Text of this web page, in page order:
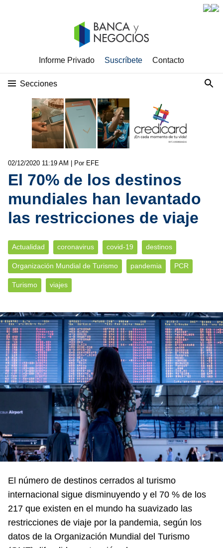
Informe Privado Suscríbete Contacto
Secciones
02/12/2020 11:19 AM | Por EFE
El 70% de los destinos
mundiales han levantado
las restricciones de viaje
Actualidad coronavirus covid-19 destinos
Organización Mundial de Turismo pandemia PCR
Turismo viajes
El número de destinos cerrados al turismo
internacional sigue disminuyendo y el 70 % de los
217 que existen en el mundo ha suavizado las
restricciones de viaje por la pandemia, según los
datos de la Organización Mundial del Turismo